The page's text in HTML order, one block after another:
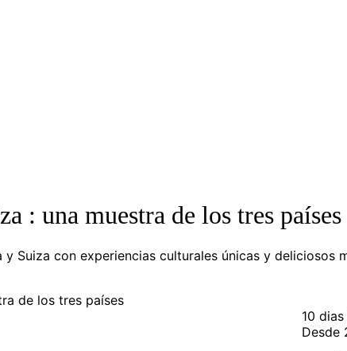
: una muestra de los tres países
Suiza con experiencias culturales únicas y
10
Desde